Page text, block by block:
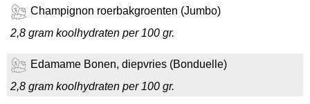
Champignon roerbakgroenten (Jumbo)
2,8 gram koolhydraten per 100 gr.
Edamame Bonen, diepvries (Bonduelle)
2,8 gram koolhydraten per 100 gr.